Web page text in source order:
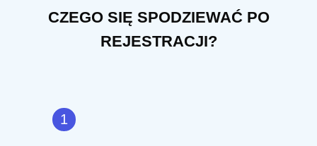
CZEGO SIĘ SPODZIEWAĆ PO
REJESTRACJI?
1